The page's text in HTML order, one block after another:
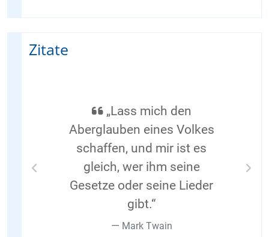
Zitate
„Lass mich den
Aberglauben eines Volkes
schaffen, und mir ist es
gleich, wer ihm seine
Gesetze oder seine Lieder
gibt.“
Mark Twain
Previous